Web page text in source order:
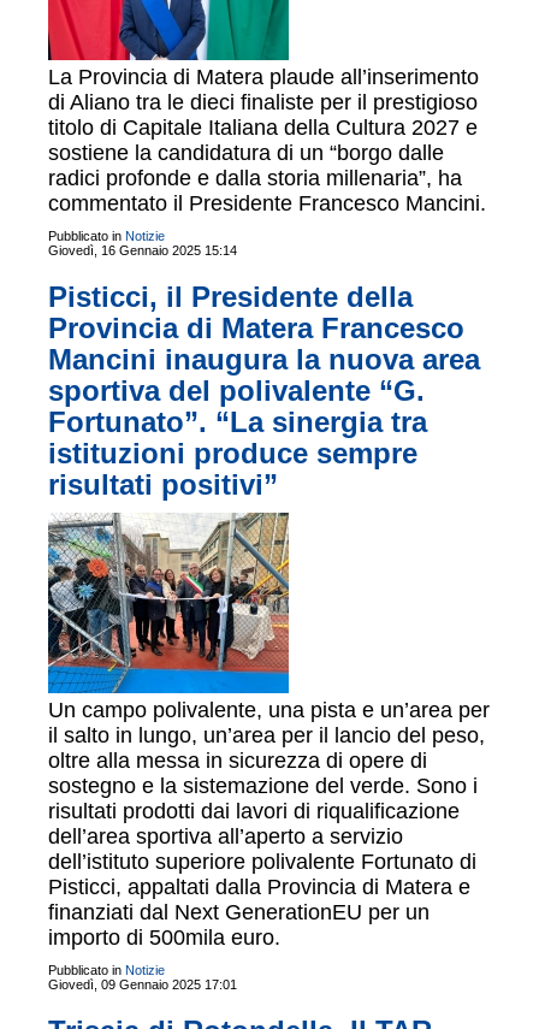
La Provincia di Matera plaude all’inserimento
di Aliano tra le dieci finaliste per il prestigioso
titolo di Capitale Italiana della Cultura 2027 e
sostiene la candidatura di un “borgo dalle
radici profonde e dalla storia millenaria”, ha
commentato il Presidente Francesco Mancini.
Pubblicato in Notizie
Giovedì, 16 Gennaio 2025 15:14
Pisticci, il Presidente della
Provincia di Matera Francesco
Mancini inaugura la nuova area
sportiva del polivalente “G.
Fortunato”. “La sinergia tra
istituzioni produce sempre
risultati positivi”
Un campo polivalente, una pista e un’area per
il salto in lungo, un’area per il lancio del peso,
oltre alla messa in sicurezza di opere di
sostegno e la sistemazione del verde. Sono i
risultati prodotti dai lavori di riqualificazione
dell’area sportiva all’aperto a servizio
dell’istituto superiore polivalente Fortunato di
Pisticci, appaltati dalla Provincia di Matera e
finanziati dal Next GenerationEU per un
importo di 500mila euro.
Pubblicato in Notizie
Giovedì, 09 Gennaio 2025 17:01